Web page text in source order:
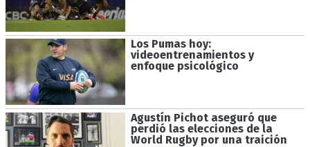
Los Pumas hoy:
videoentrenamientos y
enfoque psicológico
Agustín Pichot aseguró que
perdió las elecciones de la
World Rugby por una traición